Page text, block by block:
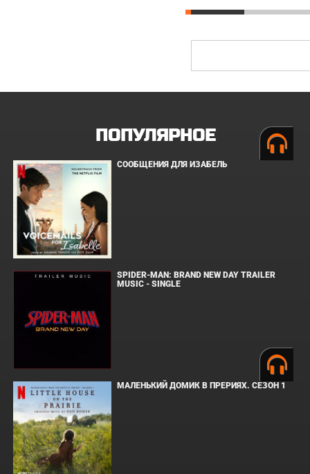
ПОПУЛЯРНОЕ
СООБЩЕНИЯ ДЛЯ ИЗАБЕЛЬ
SPIDER-MAN: BRAND NEW DAY TRAILER
MUSIC - SINGLE
МАЛЕНЬКИЙ ДОМИК В ПРЕРИЯХ. СЕЗОН 1